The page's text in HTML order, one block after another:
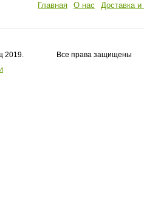
Главная О нас Доставка и
2019. Все права защищены